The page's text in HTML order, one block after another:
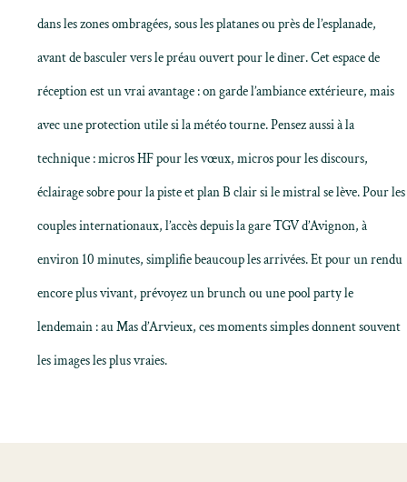
dans les zones ombragées, sous les platanes ou près de l’esplanade,
avant de basculer vers le préau ouvert pour le dîner. Cet espace de
réception est un vrai avantage : on garde l’ambiance extérieure, mais
avec une protection utile si la météo tourne. Pensez aussi à la
technique : micros HF pour les vœux, micros pour les discours,
éclairage sobre pour la piste et plan B clair si le mistral se lève. Pour les
couples internationaux, l’accès depuis la gare TGV d’Avignon, à
environ 10 minutes, simplifie beaucoup les arrivées. Et pour un rendu
encore plus vivant, prévoyez un brunch ou une pool party le
lendemain : au Mas d’Arvieux, ces moments simples donnent souvent
les images les plus vraies.